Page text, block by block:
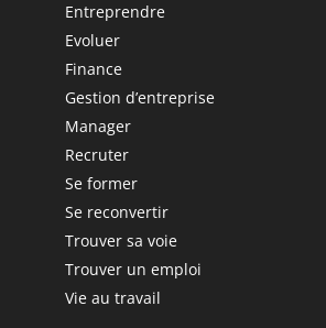
Entreprendre
Evoluer
Finance
Gestion d’entreprise
Manager
Recruter
Se former
Se reconvertir
Trouver sa voie
Trouver un emploi
Vie au travail